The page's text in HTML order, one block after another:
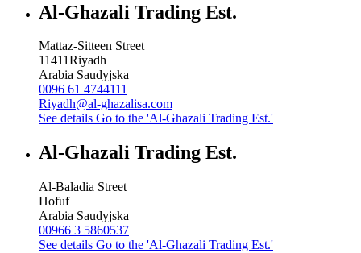
Al-Ghazali Trading Est.
Mattaz-Sitteen Street
11411Riyadh
Arabia Saudyjska
0096 61 4744111
Riyadh@al-ghazalisa.com
See details Go to the 'Al-Ghazali Trading Est.'
Al-Ghazali Trading Est.
Al-Baladia Street
Hofuf
Arabia Saudyjska
00966 3 5860537
See details Go to the 'Al-Ghazali Trading Est.'